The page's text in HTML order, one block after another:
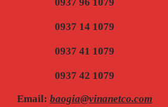
0937 14 1079
0937 41 1079
0937 42 1079
Email: baogia@vinanetco.com